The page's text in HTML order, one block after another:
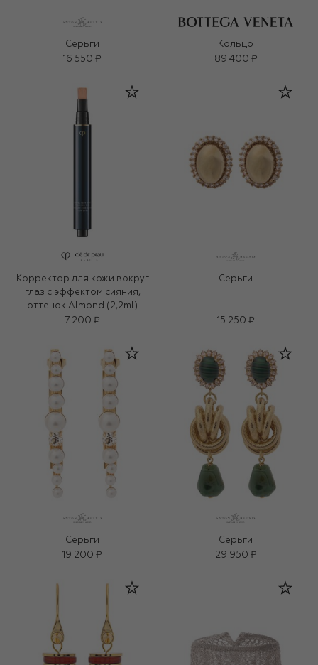
Серьги
16 550 ₽
Кольцо
89 400 ₽
Корректор для кожи вокруг
глаз с эффектом сияния,
оттенок Almond (2,2ml)
7 200 ₽
Серьги
15 250 ₽
Серьги
19 200 ₽
Серьги
29 950 ₽